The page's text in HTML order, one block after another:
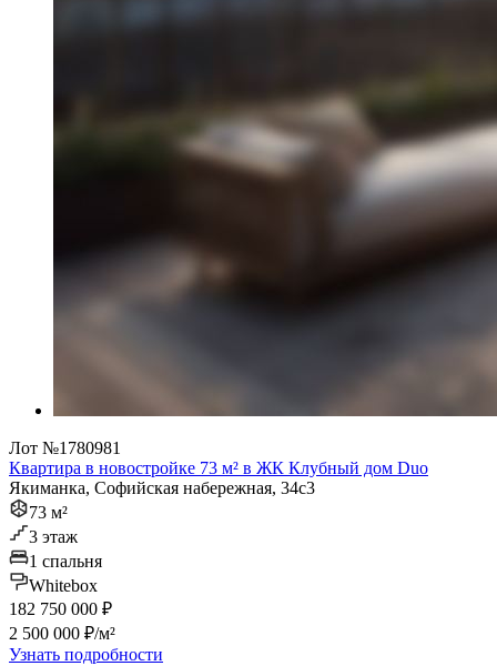
Лот №1780981
Квартира в новостройке 73 м² в ЖК Клубный дом Duo
Якиманка, Софийская набережная, 34с3
73 м²
3 этаж
1 спальня
Whitebox
182 750 000 ₽
2 500 000 ₽/м²
Узнать подробности